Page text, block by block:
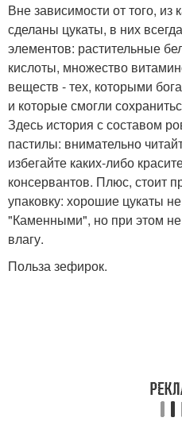
Вне зависимости от того, из
сделаны цукаты, в них
элементов: растительные
кислоты, множество
веществ - тех, которыми
и которые смогли
Здесь история с составом
пастилы: внимательно
избегайте каких-либо
консервантов. Плюс, стоит
упаковку: хорошие цукаты
"Каменными", но при этом не
влагу.
Польза зефирок.